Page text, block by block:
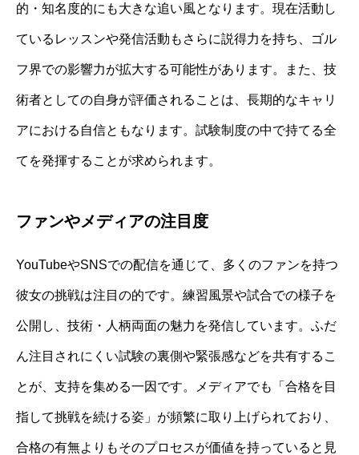
的・知名度的にも大きな追い風となります。現在活動し
ているレッスンや発信活動もさらに説得力を持ち、ゴル
フ界での影響力が拡大する可能性があります。また、技
術者としての自身が評価されることは、長期的なキャリ
アにおける自信ともなります。試験制度の中で持てる全
てを発揮することが求められます。
ファンやメディアの注目度
YouTubeやSNSでの配信を通じて、多くのファンを持つ
彼女の挑戦は注目の的です。練習風景や試合での様子を
公開し、技術・人柄両面の魅力を発信しています。ふだ
ん注目されにくい試験の裏側や緊張感などを共有するこ
とが、支持を集める一因です。メディアでも「合格を目
指して挑戦を続ける姿」が頻繁に取り上げられており、
合格の有無よりもそのプロセスが価値を持っていると見